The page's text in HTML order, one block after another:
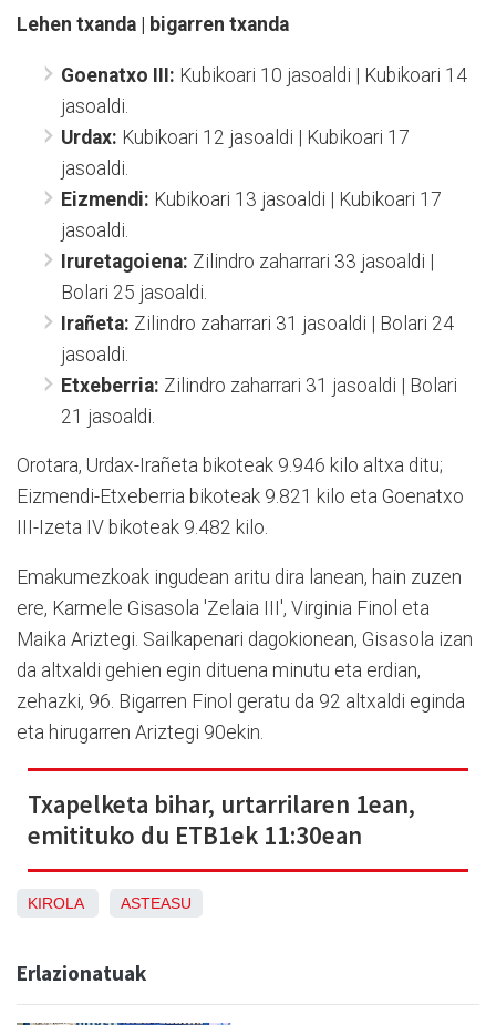
Lehen txanda | bigarren txanda
Goenatxo III: Kubikoari 10 jasoaldi | Kubikoari 14
jasoaldi.
Urdax: Kubikoari 12 jasoaldi | Kubikoari 17
jasoaldi.
Eizmendi: Kubikoari 13 jasoaldi | Kubikoari 17
jasoaldi.
Iruretagoiena: Zilindro zaharrari 33 jasoaldi |
Bolari 25 jasoaldi.
Irañeta: Zilindro zaharrari 31 jasoaldi | Bolari 24
jasoaldi.
Etxeberria: Zilindro zaharrari 31 jasoaldi | Bolari
21 jasoaldi.
Orotara, Urdax-Irañeta bikoteak 9.946 kilo altxa ditu;
Eizmendi-Etxeberria bikoteak 9.821 kilo eta Goenatxo
III-Izeta IV bikoteak 9.482 kilo.
Emakumezkoak ingudean aritu dira lanean, hain zuzen
ere, Karmele Gisasola 'Zelaia III', Virginia Finol eta
Maika Ariztegi. Sailkapenari dagokionean, Gisasola izan
da altxaldi gehien egin dituena minutu eta erdian,
zehazki, 96. Bigarren Finol geratu da 92 altxaldi eginda
eta hirugarren Ariztegi 90ekin.
Txapelketa bihar, urtarrilaren 1ean,
emitituko du ETB1ek 11:30ean
KIROLA ASTEASU
Erlazionatuak